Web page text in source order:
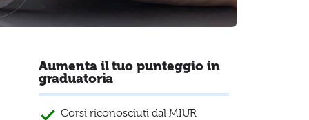
Aumenta il tuo punteggio in
graduatoria
Corsi riconosciuti dal MIUR